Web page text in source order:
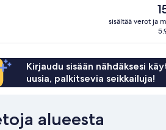
on
sisältää verot ja
Kirjaudu sisään nähdäksesi
uusia, palkitsevia seikkailuja!
alueesta